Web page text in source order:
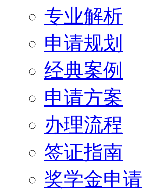
专业解析
申请规划
经典案例
申请方案
办理流程
签证指南
奖学金申请